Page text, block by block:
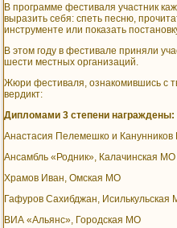
В программе фестиваля участник
выразить себя: спеть песню,
инструменте или показать
В этом году в фестивале приняли
шести местных организаций.
Жюри фестиваля, ознакомившись с
вердикт:
Дипломами 3 степени награждены:
Анастасия Пелемешко и
Ансамбль «Родник», Калачинская МО
Храмов Иван, Омская МО
Гафуров Сахибджан, Исилькульская
ВИА «Альянс», Городская МО